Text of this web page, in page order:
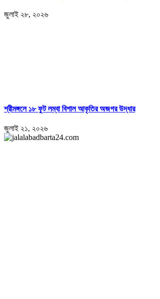
জুলাই ২৮, ২০২৬
শ্রীমঙ্গলে ১৮ ফুট লম্বা বিশাল আকৃতির অজগর উদ্ধার
জুলাই ২১, ২০২৬